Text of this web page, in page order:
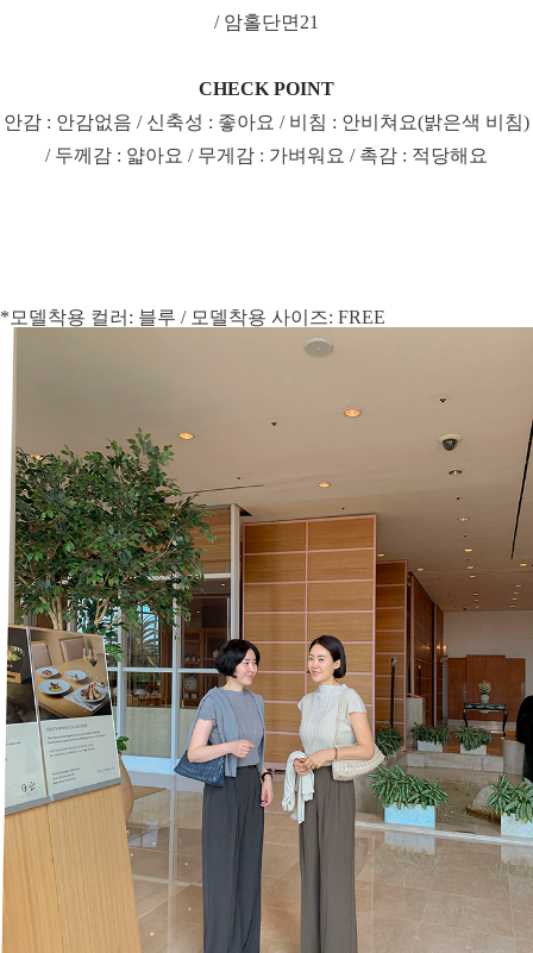
/ 암홀단면21
CHECK POINT
안감 : 안감없음 / 신축성 : 좋아요 / 비침 : 안비쳐요(밝은색 비침)
/ 두께감 : 얇아요 / 무게감 : 가벼워요 / 촉감 : 적당해요
*모델착용 컬러: 블루 / 모델착용 사이즈: FREE